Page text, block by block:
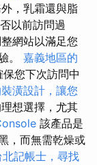
，乳霜還與脂
以前訪問過
網站以滿足您
。 嘉義地區的
您下次訪問中
潢設計，讓您
想選擇，尤其
該產品是
，而無需乾燥或
記帳士，尋找